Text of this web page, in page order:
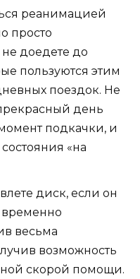
реанимацией
просто
не доедете до
пользуются этим
поездок. Не
день
подкачки, и
«на
диск, если он
весьма
возможность
скорой помощи.